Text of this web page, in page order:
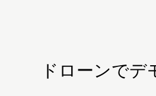
ドローンでデ